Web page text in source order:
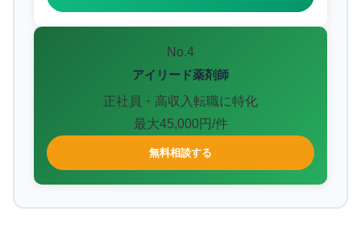
No.4
アイリード薬剤師
正社員・高収入転職に特化
最大45,000円/件
無料相談する